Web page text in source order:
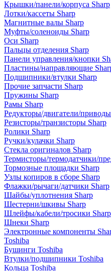
Крышки/панели/корпуса Sharp
Лотки/кассеты Sharp
Магнитные валы Sharp
Муфты/соленоиды Sharp
Оси Sharp
Пальцы отделения Sharp
Панели управления/кнопки
Пластины/направляющие
Подшипники/втулки Sharp
Прочие запчасти Sharp
Пружины Sharp
Рамы Sharp
Редукторы/двигатели/
Резисторы/транзисторы Sharp
Ролики Sharp
Ручки/кулачки Sharp
Стекла оригиналов Sharp
Термисторы/термодатчики/
Тормозные площадки Sharp
Узлы копиров в сборе Sharp
Флажки/рычаги/датчики Sharp
Шайбы/уплотнения Sharp
Шестерни/шкивы Sharp
Шлейфы/кабели/тросики Sharp
Шнеки Sharp
Электронные компоненты
Toshiba
Бушинги Toshiba
Втулки/подшипники Toshiba
Кольца Toshiba